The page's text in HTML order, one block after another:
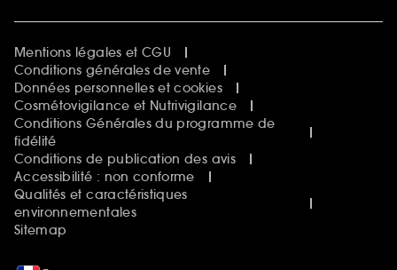
Mentions légales et CGU
Conditions générales de vente
Données personnelles et cookies
Cosmétovigilance et Nutrivigilance
Conditions Générales du programme de
fidélité
Conditions de publication des avis
Accessibilité : non conforme
Qualités et caractéristiques
environnementales
Sitemap